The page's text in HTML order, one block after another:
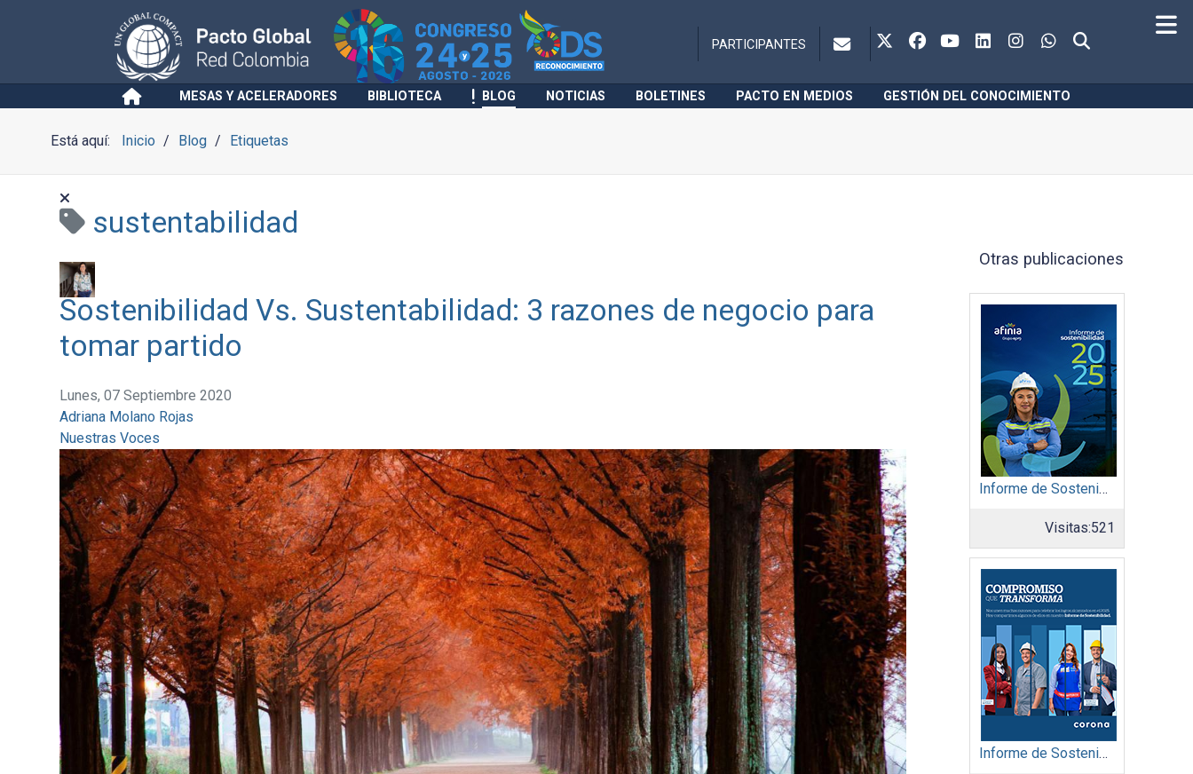
PARTICIPANTES
MESAS Y ACELERADORES BIBLIOTECA BLOG NOTICIAS BOLETINES PACTO EN MEDIOS GESTIÓN DEL CONOCIMIENTO
Está aquí: Inicio Blog Etiquetas
sustentabilidad
Sostenibilidad Vs. Sustentabilidad: 3 razones de negocio para
tomar partido
Lunes, 07 Septiembre 2020
Adriana Molano Rojas
Nuestras Voces
Otras publicaciones
Informe de Sostenibilidad 2025: Afinia filial del Grupo EPM
Visitas:521
Informe de Sostenibilidad 2025: Organización Corona